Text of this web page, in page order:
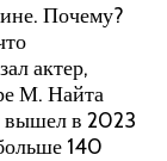
Почему?
актер,
М. Найта
вышел в 2023
140